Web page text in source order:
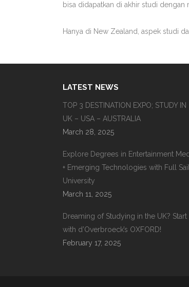
bisa didapatkan di akhir studi dengan
Hanya di New Zealand, aspek studi
LATEST NEWS
TOP 3 DESTINATION EXPO; STUDY IN
UK – USA – AUSTRALIA
March 28, 2025
Explore Degrees in Entertainment
+ Emerging Technologies with Full Sail
University
March 11, 2025
Dreaming of Studying in the UK? Start
with d’Overbroeck’s OXFORD!
February 17, 2025